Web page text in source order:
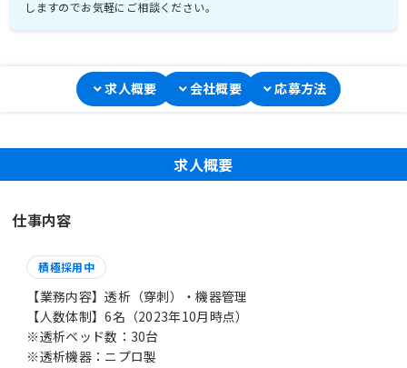
しますのでお気軽にご相談ください。
求人概要 会社概要 応募方法
求人概要
仕事内容
積極採用中
【業務内容】透析（穿刺）・機器管理
【人数体制】6名（2023年10月時点）
※透析ベッド数：30台
※透析機器：ニプロ製